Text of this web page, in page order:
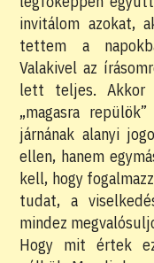
invitálom azokat,
tettem a
Valakivel az
lett teljes. Akkor
„magasra
járnának alanyi
ellen, hanem
kell, hogy
tudat, a
mindez
Hogy mit értek